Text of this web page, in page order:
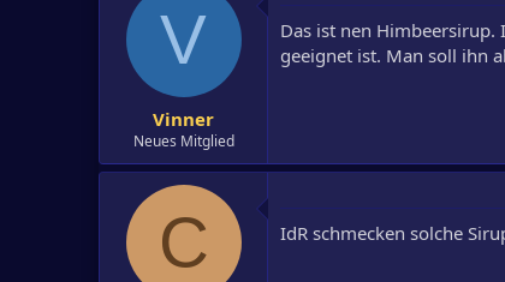
V
Vinner
Neues Mitglied
Das ist nen Himbeersirup.
geeignet ist. Man soll ihn
C IdR schmecken solche